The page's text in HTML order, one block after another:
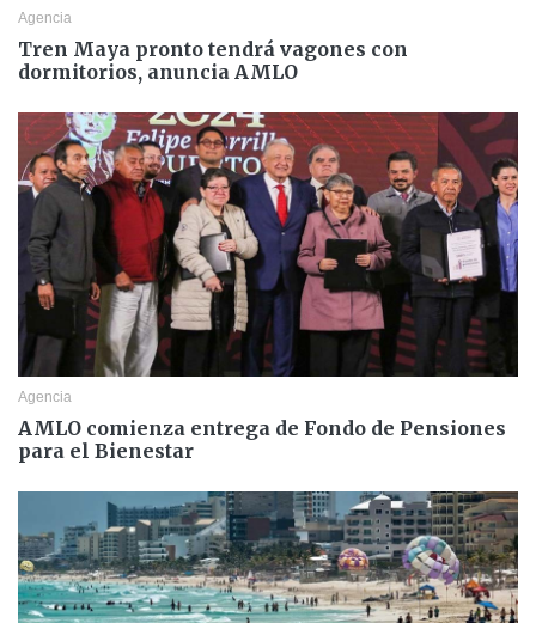
Agencia
Tren Maya pronto tendrá vagones con
dormitorios, anuncia AMLO
Agencia
AMLO comienza entrega de Fondo de Pensiones
para el Bienestar